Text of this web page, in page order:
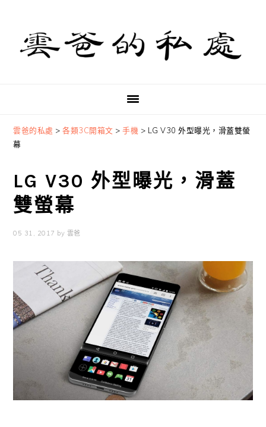
primary
navigation
content
primary
sidebar
雲爸的私處 >各類3C開箱文 >手機 > LG V30 外型曝光，滑蓋雙螢
幕
LG V30 外型曝光，滑蓋
雙螢幕
05 31, 2017 by 雲爸